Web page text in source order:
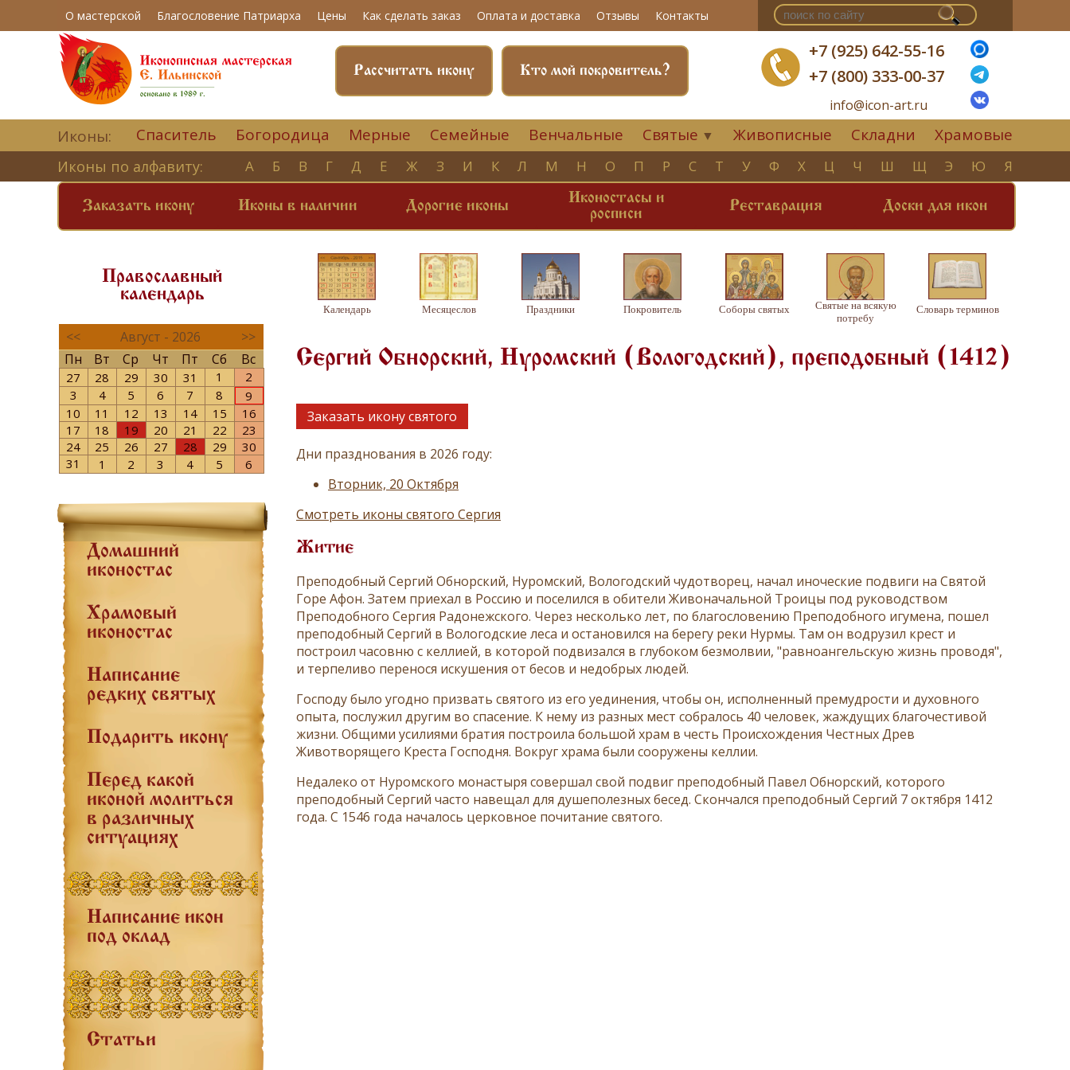
О мастерской Благословение Патриарха Цены Как сделать заказ Оплата и доставка Отзывы Контакты
+7 (925) 642-55-16
+7 (800) 333-00-37
info@icon-art.ru
Кто мой покровитель?
Рассчитать икону
Иконы: Спаситель Богородица Мерные Семейные Венчальные Святые ▼ Живописные Складни Храмовые
Иконы по алфавиту: А Б В Г Д Е Ж З И К Л М Н О П Р С Т У Ф Х Ц Ч Ш Щ Э Ю Я
Заказать икону Иконы в наличии Дорогие иконы
Иконостасы и
росписи
Реставрация Доски для икон
Православный
календарь
<< Август - 2026
>>
Пн
Вт Ср Чт Пт Сб Вс
27 28 29 30 31 1
2
3
4 5 6 7 8
9
10
11 12 13 14 15
16
17
18 19 20 21 22
23
24
25 26 27 28 29
30
31
1 2 3 4 5 6
Домашний
иконостас
Храмовый
иконостас
Написание
редких святых
Подарить икону
Перед какой
иконой молиться
в различных
ситуациях
Написание икон
под оклад
Статьи
Календарь Месяцеслов Праздники Покровитель Соборы святых
Святые на всякую
потребу
Словарь терминов
Сергий Обнорский, Нуромский (Вологодский), преподобный (1412)
Заказать икону святого
Дни празднования в 2026 году:
Вторник, 20 Октября
Смотреть иконы святого Сергия
Житие
Преподобный Сергий Обнорский, Нуромский, Вологодский чудотворец, начал иноческие подвиги на Святой
Горе Афон. Затем приехал в Россию и поселился в обители Живоначальной Троицы под руководством
Преподобного Сергия Радонежского. Через несколько лет, по благословению Преподобного игумена, пошел
преподобный Сергий в Вологодские леса и остановился на берегу реки Нурмы. Там он водрузил крест и
построил часовню с келлией, в которой подвизался в глубоком безмолвии, "равноангельскую жизнь проводя",
и терпеливо перенося искушения от бесов и недобрых людей.
Господу было угодно призвать святого из его уединения, чтобы он, исполненный премудрости и духовного
опыта, послужил другим во спасение. К нему из разных мест собралось 40 человек, жаждущих благочестивой
жизни. Общими усилиями братия построила большой храм в честь Происхождения Честных Древ
Животворящего Креста Господня. Вокруг храма были сооружены келлии.
Недалеко от Нуромского монастыря совершал свой подвиг преподобный Павел Обнорский, которого
преподобный Сергий часто навещал для душеполезных бесед. Скончался преподобный Сергий 7 октября 1412
года. С 1546 года началось церковное почитание святого.